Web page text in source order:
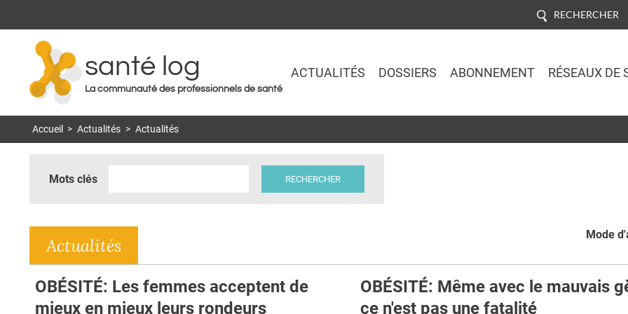
RECHERCHER
santé log
La communauté des professionnels de santé
ACTUALITÉS DOSSIERS ABONNEMENT RÉSEAUX DE
Accueil > Actualités > Actualités
Mots clés
Mode
Actualités
OBÉSITÉ: Les femmes acceptent de
mieux en mieux leurs rondeurs
OBÉSITÉ: Même avec le mauvais
ce n'est pas une fatalité